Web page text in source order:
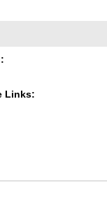
Links: